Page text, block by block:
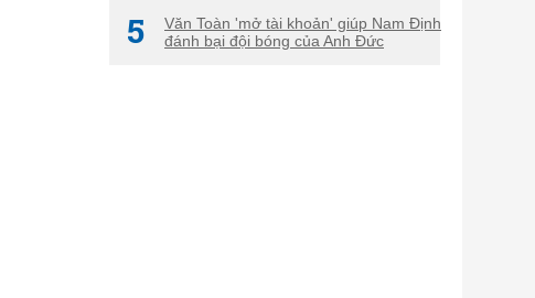
5
Văn Toàn 'mở tài khoản' giúp Nam Định
đánh bại đội bóng của Anh Đức